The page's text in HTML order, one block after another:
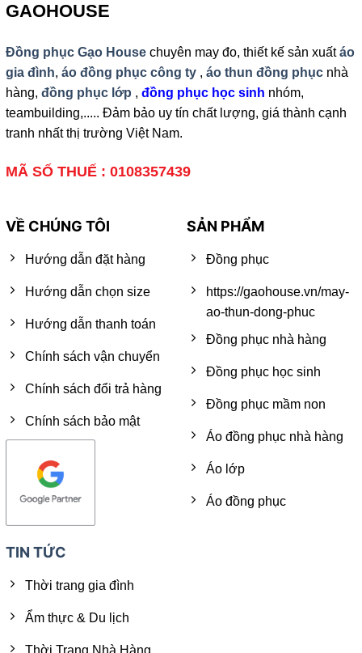
GAOHOUSE
Đồng phục Gạo Housechuyên may đo, thiết kế sản xuấtáo
gia đình, áo đồng phục công ty, áo thun đồng phụcnhà
hàng, đồng phục lớp , đồng phục học sinh nhóm,
teambuilding,..... Đảm bảo uy tín chất lượng, giá thành cạnh
tranh nhất thị trường Việt Nam.
MÃ SỐ THUẾ : 0108357439
VỀ CHÚNG TÔI
Hướng dẫn đặt hàng
Hướng dẫn chọn size
Hướng dẫn thanh toán
Chính sách vận chuyển
Chính sách đổi trả hàng
Chính sách bảo mật
SẢN PHẨM
Đồng phục
https://gaohouse.vn/may-
ao-thun-dong-phuc
Đồng phục nhà hàng
Đồng phục học sinh
Đồng phục mầm non
Áo đồng phục nhà hàng
Áo lớp
Áo đồng phục
TIN TỨC
Thời trang gia đình
Ẩm thực & Du lịch
Thời Trang Nhà Hàng